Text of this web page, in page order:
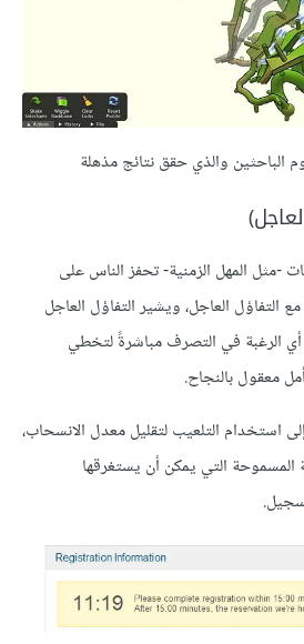
-مثل المهل الزمنية- تحفز الناس على
التفاؤل العاجل، ويشير التفاؤل العاجل
أي الرغبة في التصرف مباشرةً لتخطي
معقول بالنجاح.
استخدام التلعيب لتقليل معدل الانسحاب،
المسموحة التي يمكن أن يستغرقها